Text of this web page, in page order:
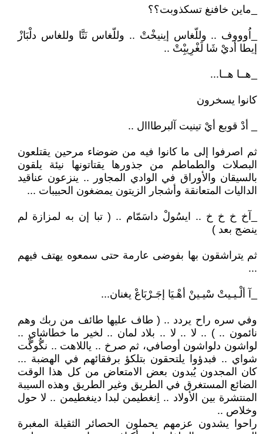
_ماين خافنغ تسكذوبت؟؟
_اُوووف .. وللّغاس إينيخْتْ .. وللّغاس نَتَّا وللغاس دلْبَازْ
إيطا أديْ شَا لَغْرِيبِْتْ ..
_هــا هــا...
كانوا يسخرون
_ أدْ قوبع أيْ تينيت آلبرطااال ..
ثم اصرفوا إلى ما كانوا فيه من ضوضاء مرحين يقتلعون
البصلات والطماطم من جذورها يقتاتونها نيئة يلقون
بالسيقان والأوراق في الوادي المجاور .. ينزعون عناقيد
الداليات المتعانقة وأشجار الزيتون يمضغون الحبيبات ...
_آخ خ خ خ .. ايسُولْ داسَمّام .. ( تبا إن به لمزازة لم
ينضج بعد )
ثم يتراشقون بها بفوضى عارمة حتى سمعوه يهتف فيهم
...
_آ ألْـيـيتْ سْيـينْ أهْـيَا إجَـرْبَاعْ يغنان...
وفي سره راح يردد .. ( طاف عليها طائف من ربك وهم
نائمون .. ) .. لا .. لا .. بلاد لمان .. لخير ما خطاشاي ..
لواشون دلواشون أوصافي، ثم صرخ .. ياللاهت .. نگُوگْت
شواي .. فبدؤوا يلتحقون بتلكؤ برفقائهم في الهضبة ...
كان المجدون يُبدون بعض الامتعاض من كل هذا الوقت
الضائع المستغرق في الطريق وغير الطريق وهذه السيبة
المنتشرة بين الأولاد .. اِنغطيمن لبدا دينغطيمن .. لا حول
وخلاص ..
راحوا يشدون عزمهم يحملون الحصائر الثقيلة المغبرة